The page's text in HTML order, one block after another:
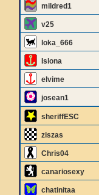
mildred1
v25
loka_666
Islona
elvime
josean1
sheriffESC
ziszas
Chris04
canariosexy
chatinitaa